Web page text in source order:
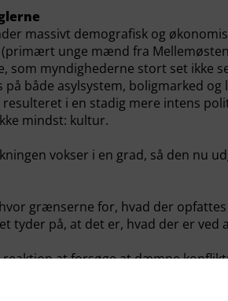
massivt demografisk og
unge mænd fra
som myndighederne stort set ikke
både asylsystem, boligmarked og
i en stadig mere intens
mindst: kultur.
vokser i en grad, så den nu
grænserne for, hvad der
tyder på, at det er, hvad der er ved
at forsøge at dæmpe
også ved at begrænse bestemte